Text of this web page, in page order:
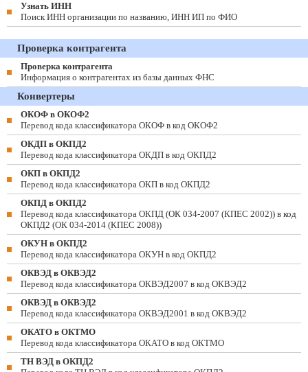
Узнать ИНН
Поиск ИНН организации по названию, ИНН ИП по ФИО
Проверка контрагента
Проверка контрагента
Информация о контрагентах из базы данных ФНС
Конвертеры
ОКОФ в ОКОФ2
Перевод кода классификатора ОКОФ в код ОКОФ2
ОКДП в ОКПД2
Перевод кода классификатора ОКДП в код ОКПД2
ОКП в ОКПД2
Перевод кода классификатора ОКП в код ОКПД2
ОКПД в ОКПД2
Перевод кода классификатора ОКПД (ОК 034-2007 (КПЕС 2002)) в код
ОКПД2 (ОК 034-2014 (КПЕС 2008))
ОКУН в ОКПД2
Перевод кода классификатора ОКУН в код ОКПД2
ОКВЭД в ОКВЭД2
Перевод кода классификатора ОКВЭД2007 в код ОКВЭД2
ОКВЭД в ОКВЭД2
Перевод кода классификатора ОКВЭД2001 в код ОКВЭД2
ОКАТО в ОКТМО
Перевод кода классификатора ОКАТО в код ОКТМО
ТН ВЭД в ОКПД2